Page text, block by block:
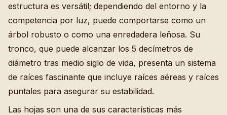
estructura es versátil; dependiendo del entorno y la
competencia por luz, puede comportarse como un
árbol robusto o como una enredadera leñosa. Su
tronco, que puede alcanzar los 5 decímetros de
diámetro tras medio siglo de vida, presenta un sistema
de raíces fascinante que incluye raíces aéreas y raíces
puntales para asegurar su estabilidad.
Las hojas son una de sus características más